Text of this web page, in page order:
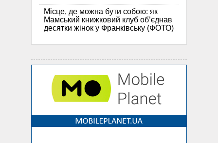
Місце, де можна бути собою: як
Мамський книжковий клуб об’єднав
десятки жінок у Франківську (ФОТО)